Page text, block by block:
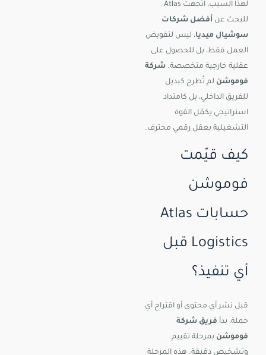
لهذا السبب، اتجهت Atlas
للبحث عن أفضل شركات
سوشيال ميديا، ليس لتفويض
العمل فقط، بل للحصول على
عقلية خارجية متخصصة. شركة
فوموشن لم تُطرح كبديل
للفريق الداخلي، بل كامتداد
استراتيجي يكمّل القوة
التشغيلية بعقل رقمي محترف.
كيف قيّمت
فوموشن
حسابات Atlas
Logistics قبل
أي تنفيذ؟
قبل نشر أي محتوى أو اقتراح أي
حملة، بدأ فريق شركة
فوموشن بمرحلة تقييم
وتشخيص دقيقة. هذه المرحلة